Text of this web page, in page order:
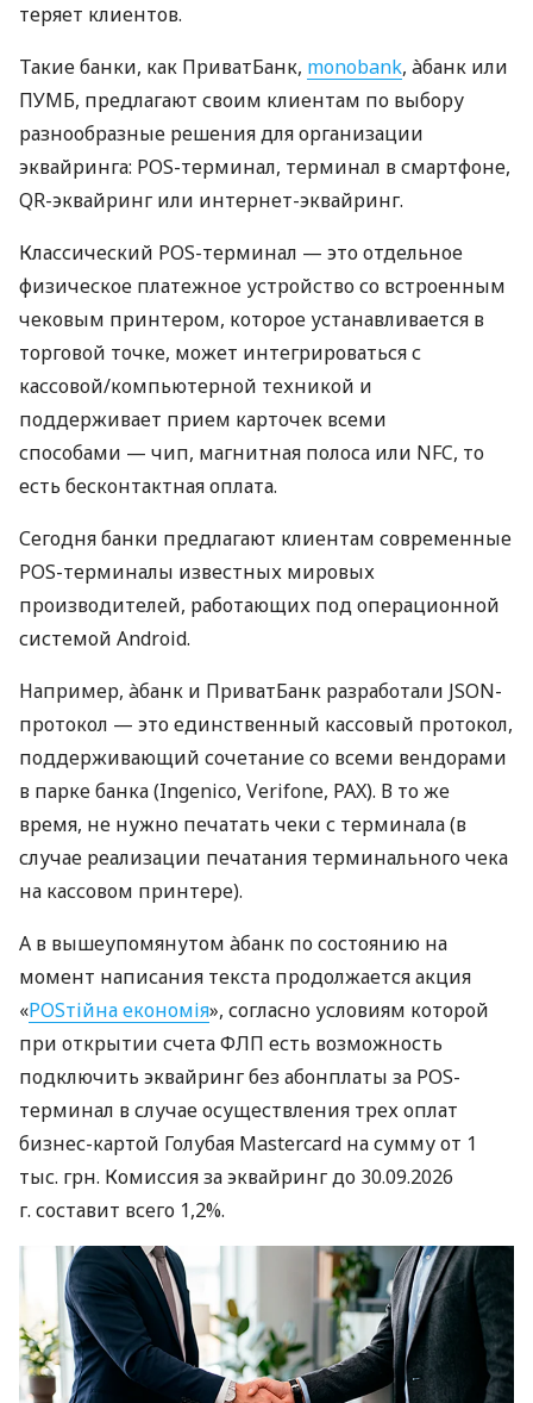
теряет клиентов.
Такие банки, как ПриватБанк, monobank, àбанк или
ПУМБ, предлагают своим клиентам по выбору
разнообразные решения для организации
эквайринга: POS-терминал, терминал в смартфоне,
QR-эквайринг или интернет-эквайринг.
Классический POS-терминал — это отдельное
физическое платежное устройство со встроенным
чековым принтером, которое устанавливается в
торговой точке, может интегрироваться с
кассовой/компьютерной техникой и
поддерживает прием карточек всеми
способами — чип, магнитная полоса или NFC, то
есть бесконтактная оплата.
Сегодня банки предлагают клиентам современные
POS-терминалы известных мировых
производителей, работающих под операционной
системой Android.
Например, àбанк и ПриватБанк разработали JSON-
протокол — это единственный кассовый протокол,
поддерживающий сочетание со всеми вендорами
в парке банка (Ingenico, Verifone, PAX). В то же
время, не нужно печатать чеки с терминала (в
случае реализации печатания терминального чека
на кассовом принтере).
А в вышеупомянутом àбанк по состоянию на
момент написания текста продолжается акция
«POSтійна економія», согласно условиям которой
при открытии счета ФЛП есть возможность
подключить эквайринг без абонплаты за POS-
терминал в случае осуществления трех оплат
бизнес-картой Голубая Mastercard на сумму от 1
тыс. грн. Комиссия за эквайринг до 30.09.2026
г. составит всего 1,2%.